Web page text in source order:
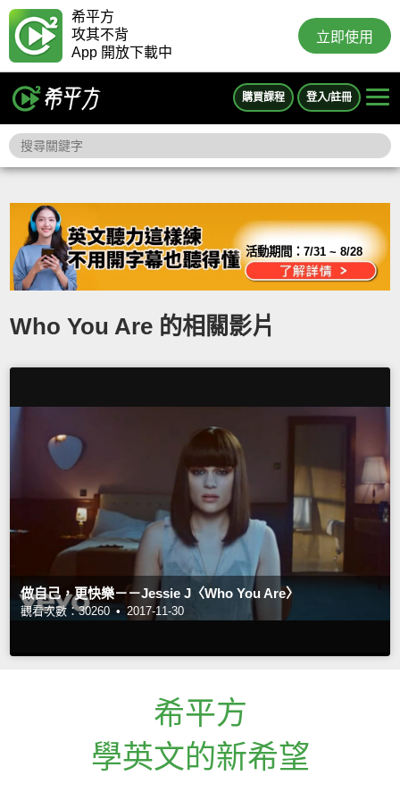
希平方
攻其不背
App 開放下載中
立即使用
購買課程 登入/註冊
活動期間：7/31 ~ 8/28
Who You Are 的相關影片
做自己，更快樂－－Jessie J〈Who You Are〉
觀看次數：30260 • 2017-11-30
希平方
學英文的新希望